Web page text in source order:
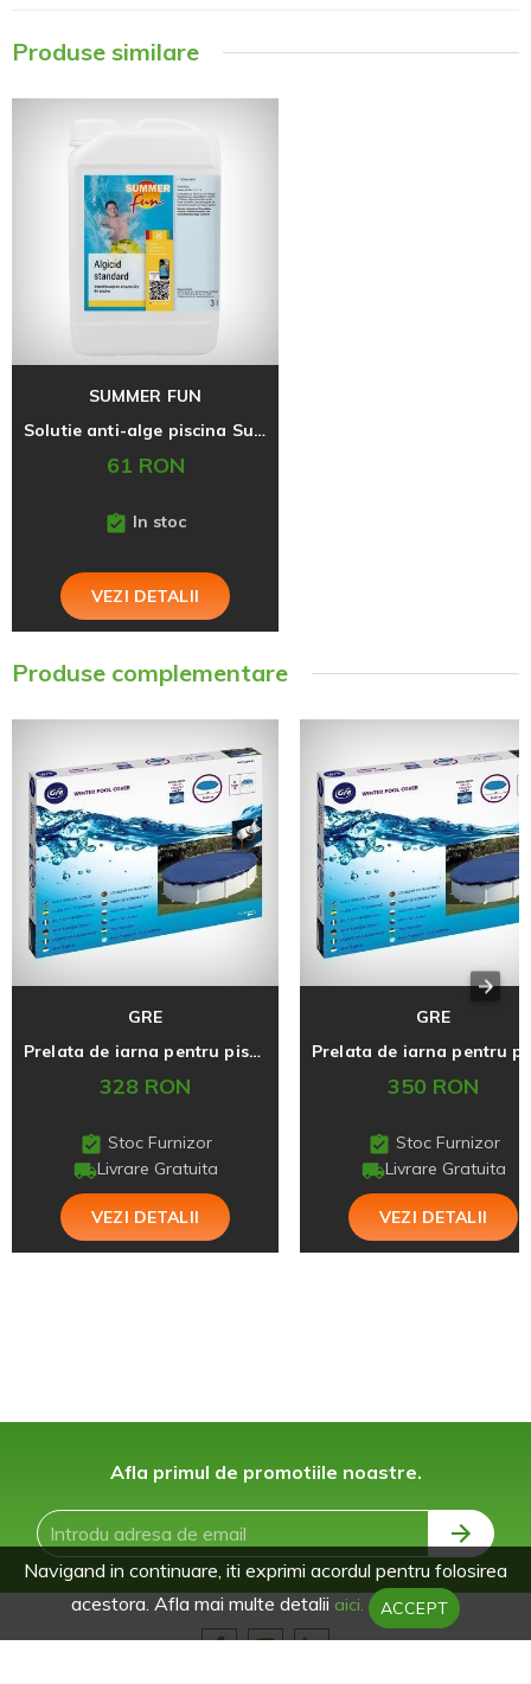
Produse similare
SUMMER FUN
Solutie anti-alge piscina Summer Fun, 3 litri
61 RON
In stoc
VEZI DETALII
Produse complementare
GRE
Prelata de iarna pentru piscina ovala 500 x 300cm
328 RON
Stoc Furnizor
Livrare Gratuita
VEZI DETALII
GRE
350 RON
Stoc Furnizor
Livrare Gratuita
VEZI DETALII
Afla primul de promotiile noastre.
Navigand in continuare, iti exprimi acordul pentru folosirea
acestora. Afla mai multe detalii aici. ACCEPT